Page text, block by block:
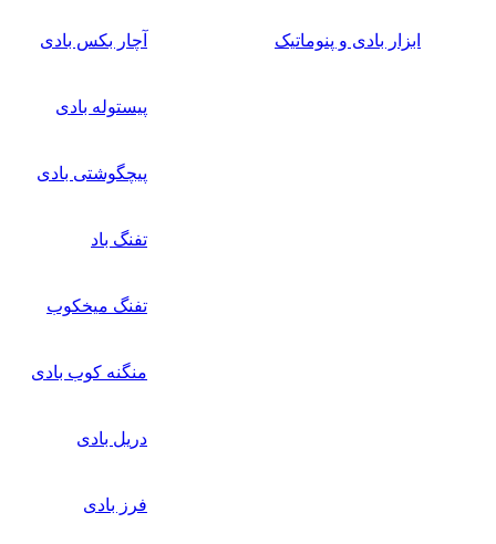
ابزار بادی و پنوماتیک آچار بکس بادی
پیستوله بادی
پیچگوشتی بادی
تفنگ باد
تفنگ میخکوب
منگنه کوب بادی
دریل بادی
فرز بادی